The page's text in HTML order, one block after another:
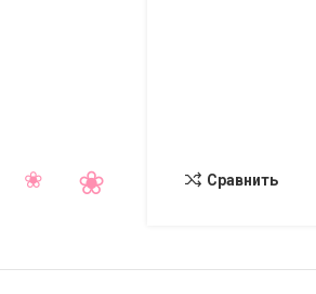
Сравнить